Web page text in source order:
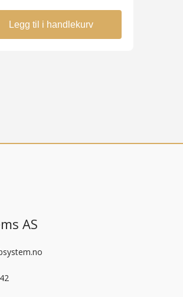
Legg til i handlekurv
AS